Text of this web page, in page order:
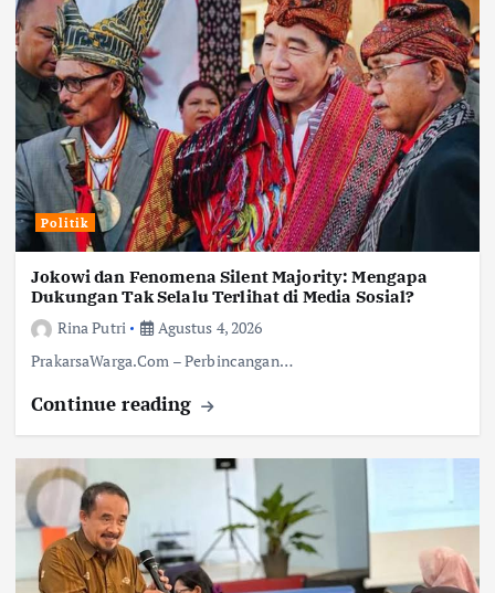
Politik
Jokowi dan Fenomena Silent Majority: Mengapa
Dukungan Tak Selalu Terlihat di Media Sosial?
Rina Putri
Agustus 4, 2026
PrakarsaWarga.Com – Perbincangan…
Continue reading